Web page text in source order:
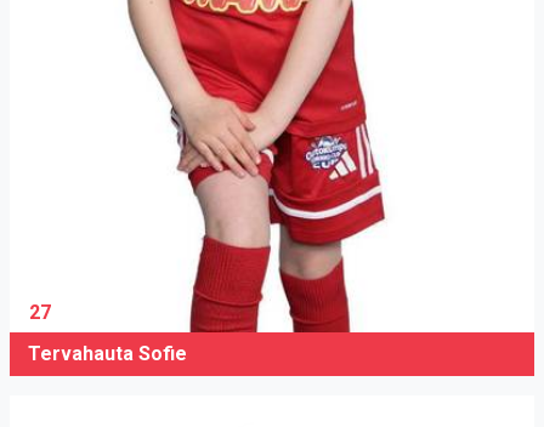
27
Tervahauta Sofie